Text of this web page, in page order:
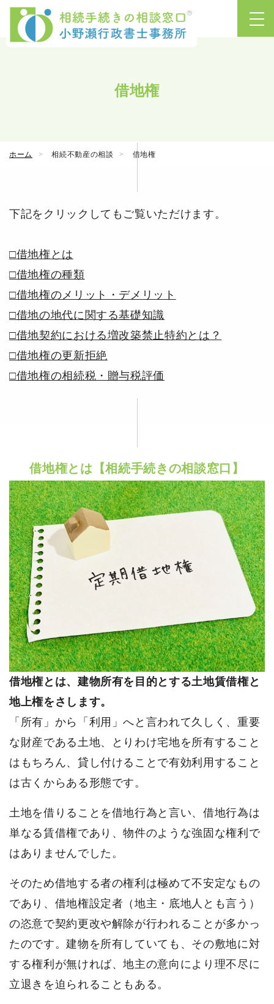
借地権
ホーム 相続不動産の相談 借地権
下記をクリックしてもご覧いただけます。
□借地権とは
□借地権の種類
□借地権のメリット・デメリット
□借地の地代に関する基礎知識
□借地契約における増改築禁止特約とは？
□借地権の更新拒絶
□借地権の相続税・贈与税評価
借地権とは【相続手続きの相談窓口】
借地権とは、建物所有を目的とする土地賃借権と
地上権をさします。
「所有」から「利用」へと言われて久しく、重要
な財産である土地、とりわけ宅地を所有すること
はもちろん、貸し付けることで有効利用すること
は古くからある形態です。
土地を借りることを借地行為と言い、借地行為は
単なる賃借権であり、物件のような強固な権利で
はありませんでした。
そのため借地する者の権利は極めて不安定なもの
であり、借地権設定者（地主・底地人とも言う）
の恣意で契約更改や解除が行われることが多かっ
たのです。建物を所有していても、その敷地に対
する権利が無ければ、地主の意向により理不尽に
立退きを迫られることもある。